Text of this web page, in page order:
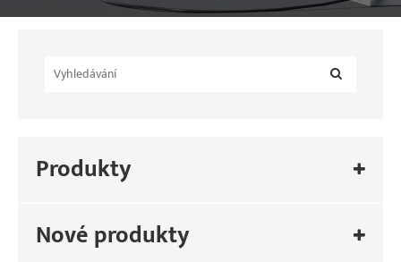
Produkty
Nové produkty